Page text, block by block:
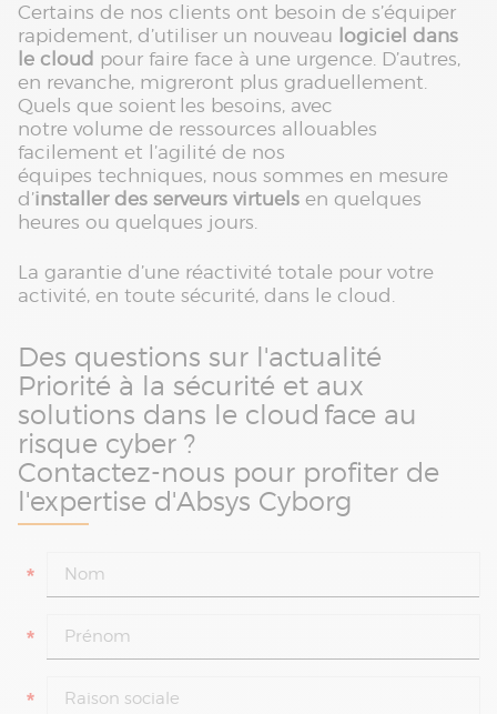
Certains de nos clients ont besoin de s’équiper
rapidement, d’utiliser un nouveau logiciel dans
le cloud pour faire face à une urgence. D’autres,
en revanche, migreront plus graduellement.
Quels que soient les besoins, avec
notre volume de ressources allouables
facilement et l’agilité de nos
équipes techniques, nous sommes en mesure
d’installer des serveurs virtuels en quelques
heures ou quelques jours.
La garantie d’une réactivité totale pour votre
activité, en toute sécurité, dans le cloud.
Des questions sur l'actualité
Priorité à la sécurité et aux
solutions dans le cloud face au
risque cyber ?
Contactez-nous pour profiter de
l'expertise d'Absys Cyborg
*
*
*